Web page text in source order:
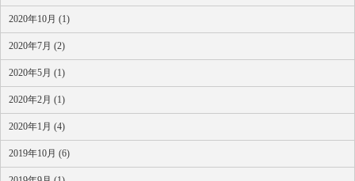
2020年10月 (1)
2020年7月 (2)
2020年5月 (1)
2020年2月 (1)
2020年1月 (4)
2019年10月 (6)